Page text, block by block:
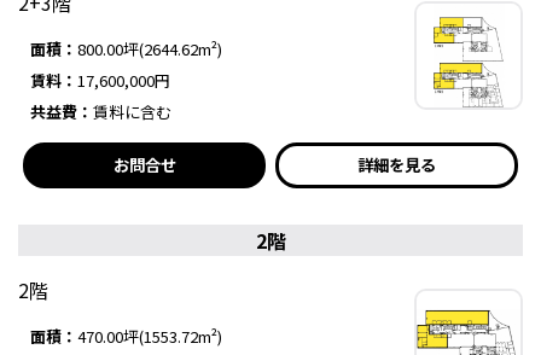
面積： 800.00坪(2644.62m²)
賃料： 17,600,000円
共益費： 賃料に含む
お問合せ 詳細を見る
2階
2階
面積： 470.00坪(1553.72m²)